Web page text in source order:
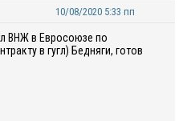
10/08/2020 5:33 пп
ВНЖв Евросоюзе по
в гугл) Бедняги, готов